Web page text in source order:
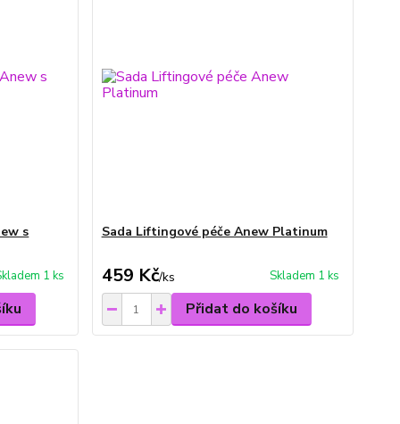
s
1 ks
Sada Liftingové péče Anew Platinum
459 Kč/ks Skladem 1 ks
Přidat do košíku